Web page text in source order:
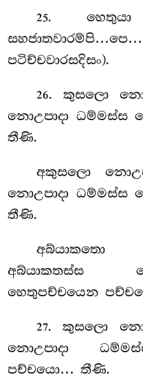
25. හෙතුයා
පටිච්චවාරසදිසං).
26. කුසලො
නොඋපාදා ධම්මස්ස
තීණි.
අකුසලො
නොඋපාදා ධම්මස්ස
තීණි.
අබ්යාකතස්ස
හෙතුපච්චයෙන
27. කුසලො
නොඋපාදා
පච්චයො… තීණි.